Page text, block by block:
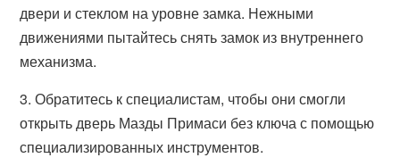
двери и стеклом на уровне замка. Нежными
движениями пытайтесь снять замок из внутреннего
механизма.
3. Обратитесь к специалистам, чтобы они смогли
открыть дверь Мазды Примаси без ключа с помощью
специализированных инструментов.